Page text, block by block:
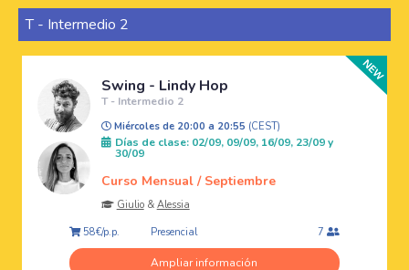
T - Intermedio 2
Swing - Lindy Hop
T - Intermedio 2
Miércoles de 20:00 a 20:55 (CEST)
Días de clase: 02/09, 09/09, 16/09, 23/09 y
30/09
Curso Mensual / Septiembre
Giulio& Alessia
58€/p.p.
Presencial 7
Ampliar información